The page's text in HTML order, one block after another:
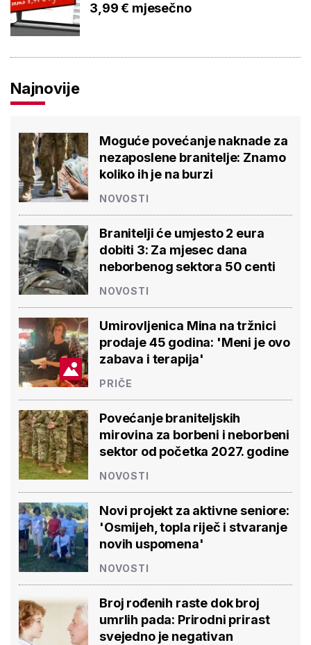
3,99 € mjesečno
Najnovije
Moguće povećanje naknade za
nezaposlene branitelje: Znamo
koliko ih je na burzi
NOVOSTI
Branitelji će umjesto 2 eura
dobiti 3: Za mjesec dana
neborbenog sektora 50 centi
NOVOSTI
Umirovljenica Mina na tržnici
prodaje 45 godina: 'Meni je ovo
zabava i terapija'
PRIČE
Povećanje braniteljskih
mirovina za borbeni i neborbeni
sektor od početka 2027. godine
NOVOSTI
Novi projekt za aktivne seniore:
'Osmijeh, topla riječ i stvaranje
novih uspomena'
NOVOSTI
Broj rođenih raste dok broj
umrlih pada: Prirodni prirast
svejedno je negativan